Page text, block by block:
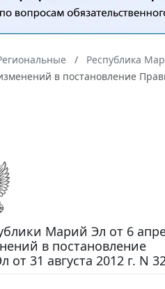
Республика
в постановление
Марий Эл от 6
в постановление
31 августа 2012 г. N